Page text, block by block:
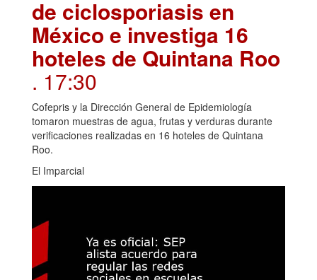
de ciclosporiasis en
México e investiga 16
hoteles de Quintana Roo
. 17:30
Cofepris y la Dirección General de Epidemiología
tomaron muestras de agua, frutas y verduras durante
verificaciones realizadas en 16 hoteles de Quintana
Roo.
El Imparcial